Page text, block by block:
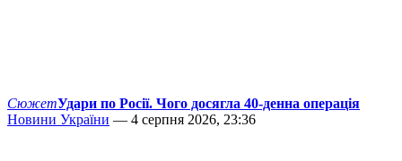
СюжетУдари по Росії. Чого досягла 40-денна операція
Новини України — 4 серпня 2026, 23:36